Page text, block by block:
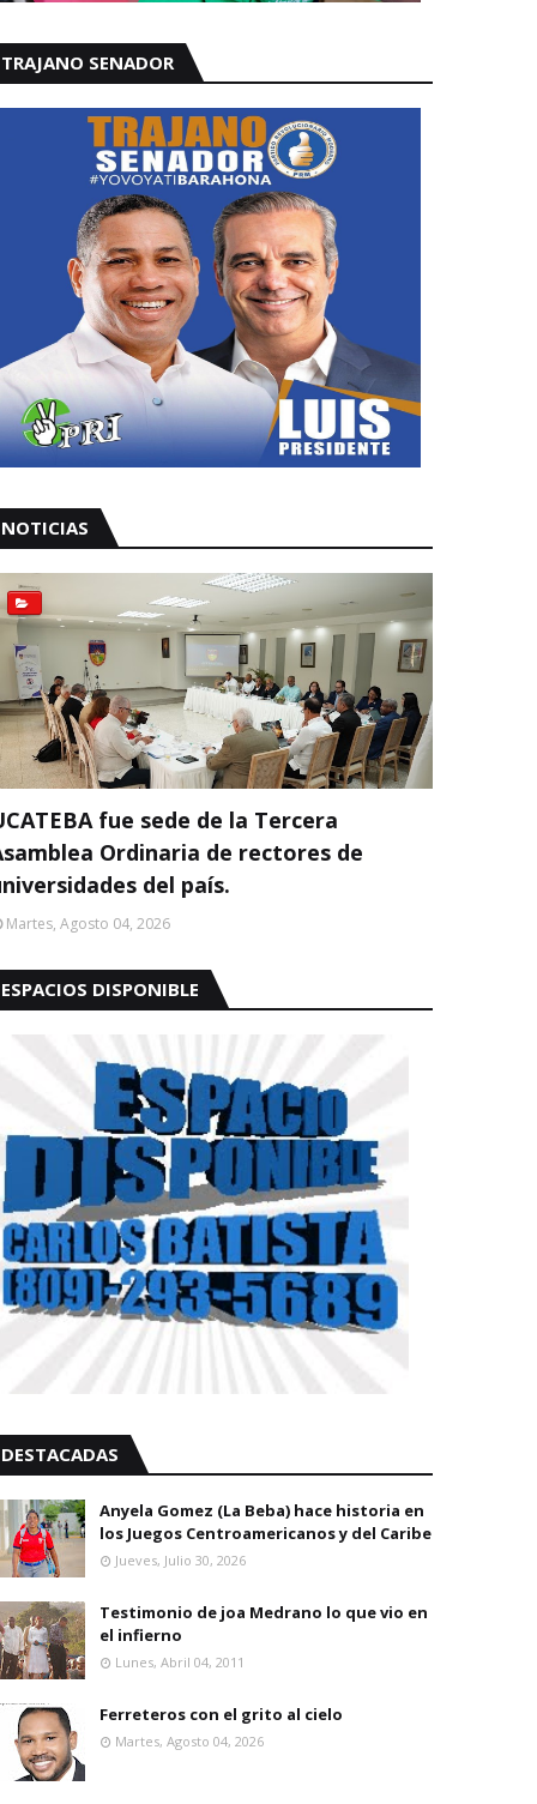
TRAJANO SENADOR
NOTICIAS
fue sede de la Tercera
Ordinaria de rectores de
del país.
Martes, Agosto 04, 2026
ESPACIOS DISPONIBLE
DESTACADAS
Anyela Gomez (La Beba) hace historia en
los Juegos Centroamericanos y del Caribe
Jueves, Julio 30, 2026
Testimonio de joa Medrano lo que vio en
el infierno
Lunes, Abril 04, 2011
Ferreteros con el grito al cielo
Martes, Agosto 04, 2026